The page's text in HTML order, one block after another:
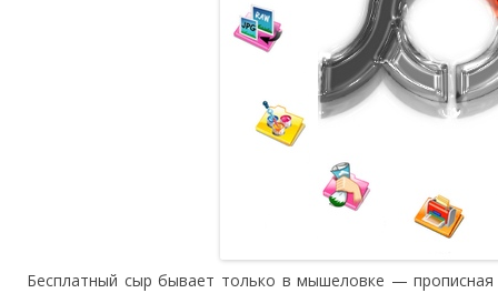
Бесплатный сыр бывает только в мышеловке —